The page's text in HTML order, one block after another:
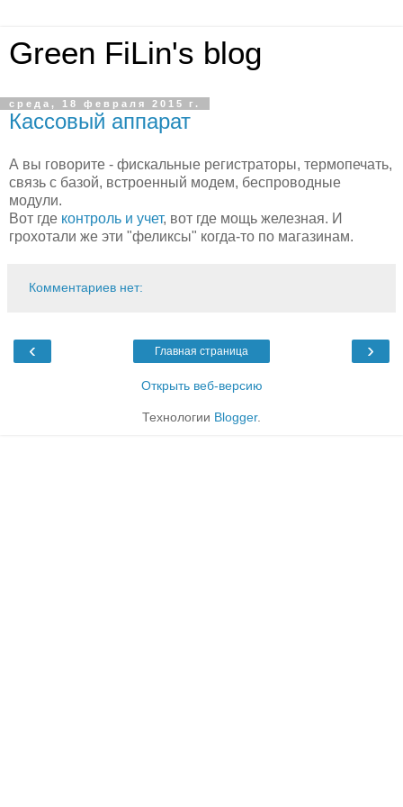
Green FiLin's blog
среда, 18 февраля 2015 г.
Кассовый аппарат
А вы говорите - фискальные регистраторы, термопечать,
связь с базой, встроенный модем, беспроводные
модули.
Вот где контроль и учет, вот где мощь железная. И
грохотали же эти "феликсы" когда-то по магазинам.
Комментариев нет:
‹ ›
Главная страница
Открыть веб-версию
Технологии Blogger.